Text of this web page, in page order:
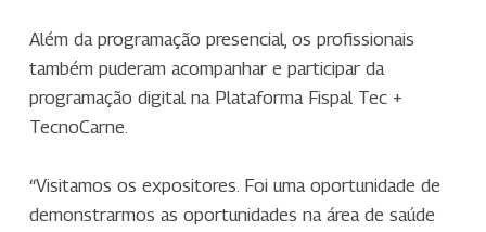
Além da programação presencial, os profissionais
também puderam acompanhar e participar da
programação digital na Plataforma Fispal Tec +
TecnoCarne.
“Visitamos os expositores. Foi uma oportunidade de
demonstrarmos as oportunidades na área de saúde